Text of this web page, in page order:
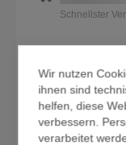
Wir nutzen
ihnen sind
helfen, diese
verbessern.
verarbeitet
Schnellster
24,90 €